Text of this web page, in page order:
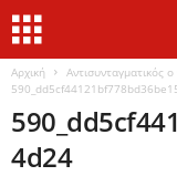
Αρχική
4d24